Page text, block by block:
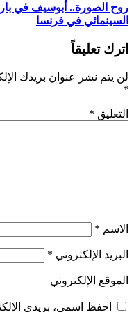
روح الصورة.. أبوسيف في
السينمائي في فرنسا
اترك تعليقاً
لن يتم نشر عنوان بريدك
*
التعليق *
الاسم *
البريد الإلكتروني *
الموقع الإلكتروني
احفظ اسمي، بريدي